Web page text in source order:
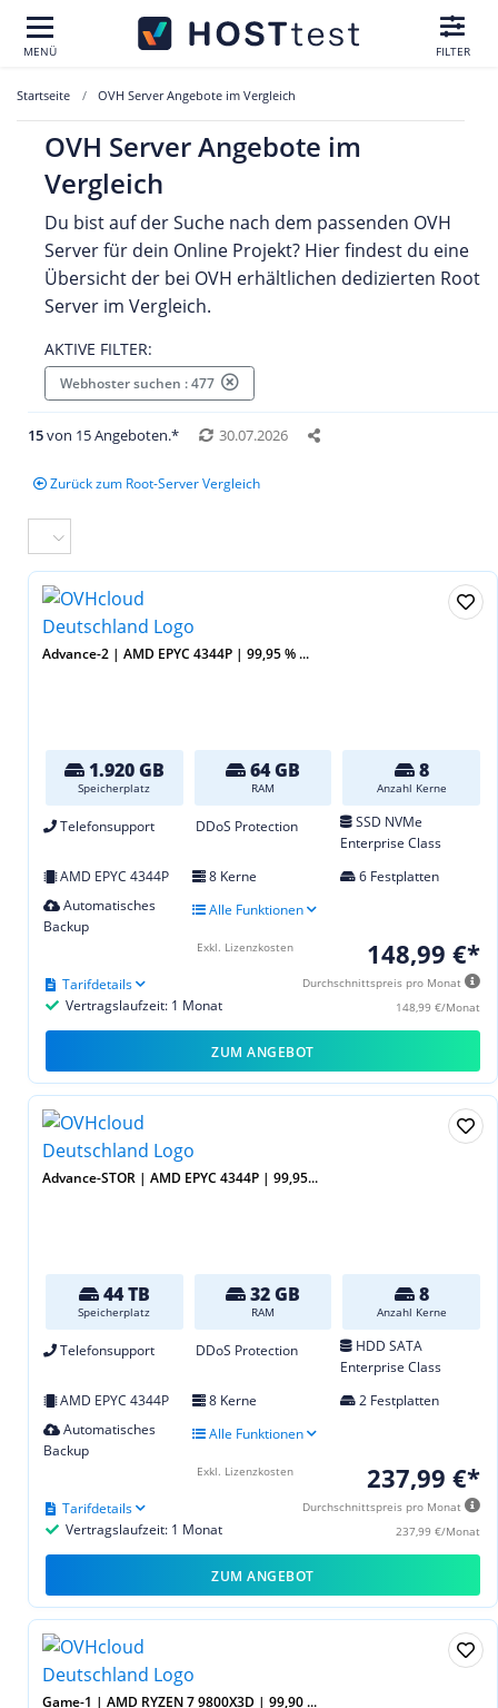
MENÜ FILTER
Startseite OVH Server Angebote im Vergleich
OVH Server Angebote im
Vergleich
Du bist auf der Suche nach dem passenden OVH
Server für dein Online Projekt? Hier findest du eine
Übersicht der bei OVH erhältlichen dedizierten Root
Server im Vergleich.
AKTIVE FILTER:
Webhoster suchen : 477
15von 15 Angeboten.* 30.07.2026
Zurück zum Root-Server Vergleich
Advance-2 | AMD EPYC 4344P | 99,95 % ...
1.920 GB
Speicherplatz
64 GB
RAM
8
Anzahl Kerne
Telefonsupport DDoS Protection
SSD NVMe
Enterprise Class
AMD EPYC 4344P
8 Kerne
6 Festplatten
Automatisches
Backup
Alle Funktionen
148,99 €*
Durchschnittspreis pro Monat
148,99 €/Monat
Vertragslaufzeit: 1 Monat
Tarifdetails
Exkl. Lizenzkosten
ZUM ANGEBOT
Advance-STOR | AMD EPYC 4344P | 99,95...
44 TB
Speicherplatz
32 GB
RAM
8
Anzahl Kerne
Telefonsupport DDoS Protection
HDD SATA
Enterprise Class
AMD EPYC 4344P
8 Kerne
2 Festplatten
Automatisches
Backup
Alle Funktionen
237,99 €*
Durchschnittspreis pro Monat
237,99 €/Monat
Vertragslaufzeit: 1 Monat
Tarifdetails
Exkl. Lizenzkosten
ZUM ANGEBOT
Game-1 | AMD RYZEN 7 9800X3D | 99,90 ...